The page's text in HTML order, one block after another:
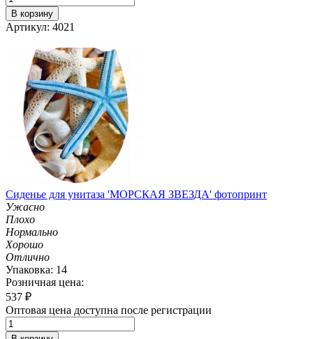
В корзину
Артикул: 4021
Сиденье для унитаза 'МОРСКАЯ ЗВЕЗДА' фотопринт
Ужасно
Плохо
Нормально
Хорошо
Отлично
Упаковка: 14
Розничная цена:
537 ₽
Оптовая цена доступна после регистрации